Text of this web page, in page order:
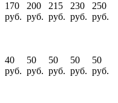
170
руб.
200
руб.
215
руб.
230
руб.
250
руб.
40
руб.
50
руб.
50
руб.
50
руб.
50
руб.